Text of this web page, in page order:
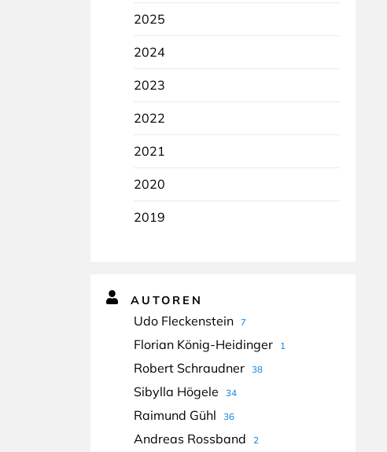
2025
2024
2023
2022
2021
2020
2019
AUTOREN
Udo Fleckenstein 7
Florian König-Heidinger 1
Robert Schraudner 38
Sibylla Högele 34
Raimund Gühl 36
Andreas Rossband 2